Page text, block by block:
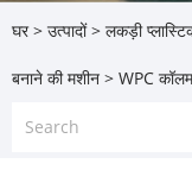
घर > उत्पादों> लकड़ी
बनाने की मशीन > WPC